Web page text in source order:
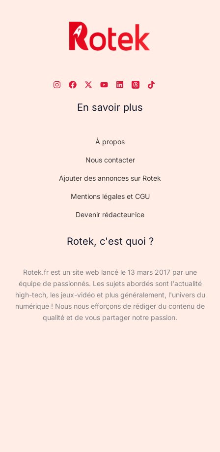
En savoir plus
À propos
Nous contacter
Ajouter des annonces sur Rotek
Mentions légales et CGU
Devenir rédacteur·ice
Rotek, c'est quoi ?
Rotek.fr est un site web lancé le 13 mars 2017 par une
équipe de passionnés. Les sujets abordés sont l'actualité
high-tech, les jeux-vidéo et plus généralement, l'univers du
numérique ! Nous nous efforçons de rédiger du contenu de
qualité et de vous partager notre passion.